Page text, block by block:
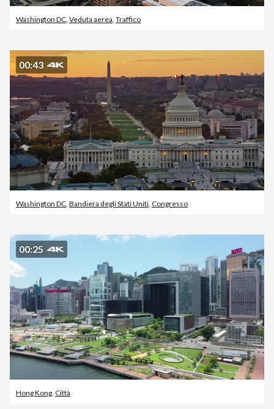
Washington DC, Veduta aerea, Traffico
00:43
Washington DC, Bandiera degli Stati Uniti, Congresso
00:25
Hong Kong, Città